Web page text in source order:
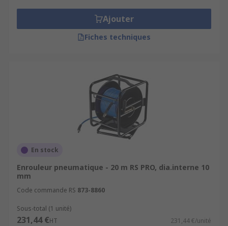
Ajouter
Fiches techniques
En stock
Enrouleur pneumatique - 20 m RS PRO, dia.interne 10
mm
Code commande RS 873-8860
Sous-total (1 unité)
231,44 €HT 231,44 €/unité